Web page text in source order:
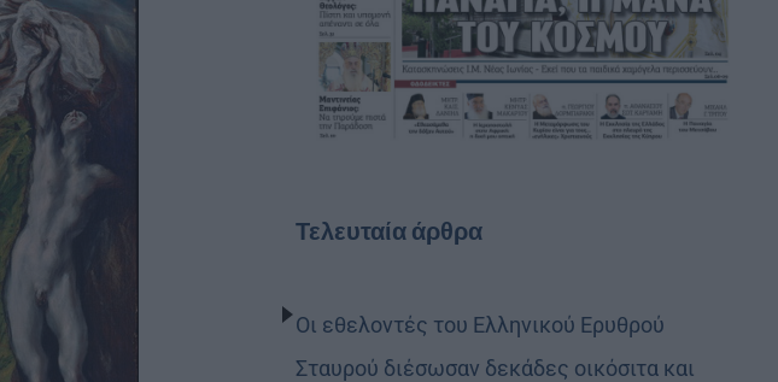
Τελευταία άρθρα
Οι εθελοντές του Ελληνικού Ερυθρού
Σταυρού διέσωσαν δεκάδες οικόσιτα και